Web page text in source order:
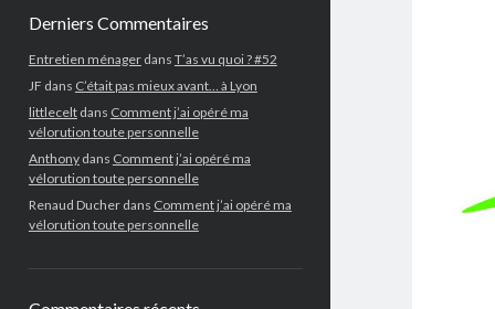
Derniers Commentaires
Entretien ménagerdans T’as vu quoi ? #52
JF dans C’était pas mieux avant… à Lyon
littleceltdans Comment j’ai opéré ma
vélorution toute personnelle
Anthonydans Comment j’ai opéré ma
vélorution toute personnelle
Renaud Ducherdans Comment j’ai opéré ma
vélorution toute personnelle